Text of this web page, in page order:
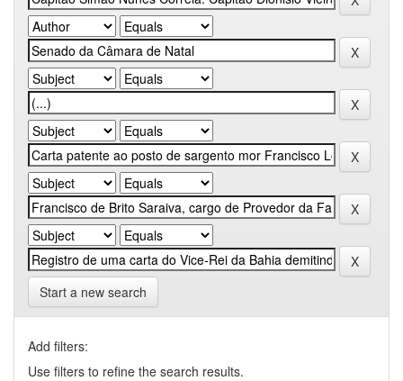
Start a new search
Add filters:
Use filters to refine the search results.